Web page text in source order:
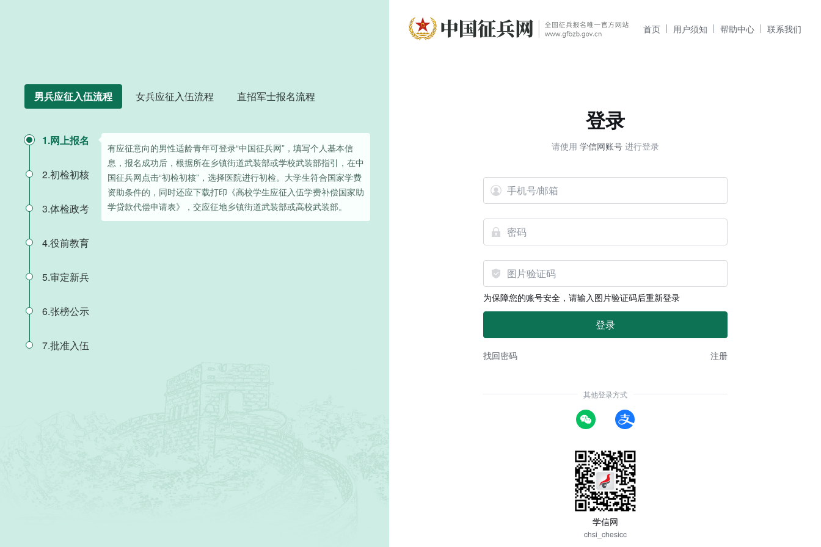
男兵应征入伍流程 女兵应征入伍流程 直招军士报名流程
1.网上报名
有应征意向的男性适龄青年可登录“中国征兵网”，填写个人基本信
息，报名成功后，根据所在乡镇街道武装部或学校武装部指引，在中
国征兵网点击“初检初核”，选择医院进行初检。大学生符合国家学费
资助条件的，同时还应下载打印《高校学生应征入伍学费补偿国家助
学贷款代偿申请表》，交应征地乡镇街道武装部或高校武装部。
2.初检初核
3.体检政考
4.役前教育
5.审定新兵
6.张榜公示
7.批准入伍
首页 用户须知 帮助中心 联系我们
登录
请使用 学信网账号进行登录
为保障您的账号安全，请输入图片验证码后重新登录
找回密码 注册
其他登录方式
学信网
chsi_chesicc